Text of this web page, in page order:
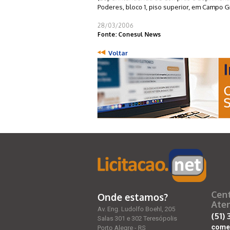
Poderes, bloco 1, piso superior, em Campo
28/03/2006
Fonte: Conesul News
Voltar
Onde estamos?
Av. Eng. Ludolfo Boehl, 205
Salas 301 e 302 Teresópolis
Porto Alegre - RS
(51)